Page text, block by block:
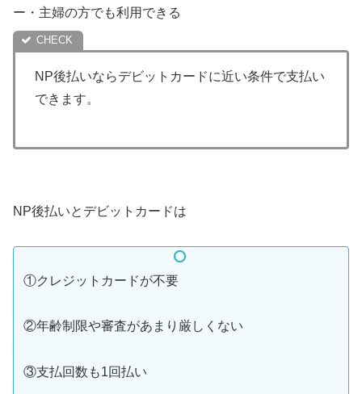
ー・主婦の方でも利用できる
NP後払いならデビットカードに近い条件で支払い
できます。
NP後払いとデビットカードは
①クレジットカードが不要
②年齢制限や審査があまり厳しくない
③支払回数も1回払い